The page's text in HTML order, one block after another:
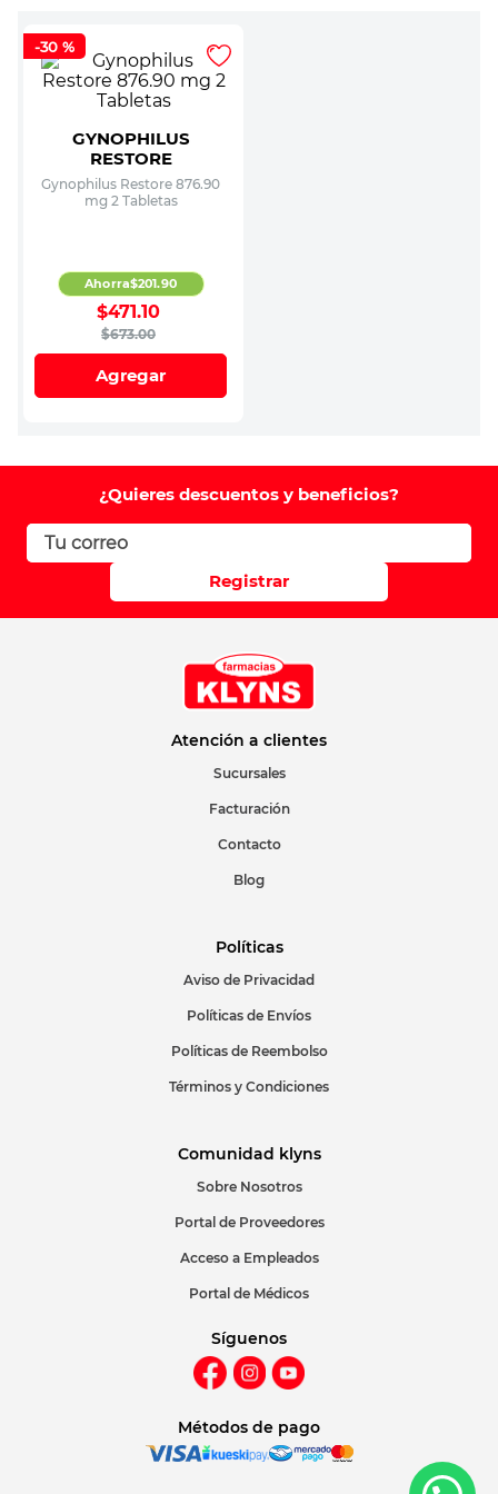
-30 %
GYNOPHILUS
RESTORE
Gynophilus Restore 876.90
mg 2 Tabletas
$673.00
$471.10
Ahorra$201.90
Agregar
¿Quieres descuentos y beneficios?
Registrar
Atención a clientes
Sucursales
Facturación
Contacto
Blog
Políticas
Aviso de Privacidad
Políticas de Envíos
Políticas de Reembolso
Términos y Condiciones
Comunidad klyns
Sobre Nosotros
Portal de Proveedores
Acceso a Empleados
Portal de Médicos
Síguenos
Métodos de pago